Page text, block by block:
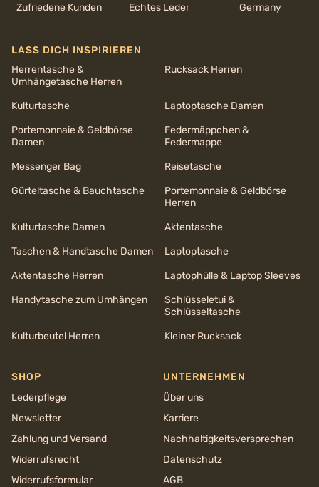
Zufriedene Kunden Echtes Leder Germany
LASS DICH INSPIRIEREN
Herrentasche &
Umhängetasche Herren
Rucksack Herren
Kulturtasche
Laptoptasche Damen
Portemonnaie & Geldbörse
Damen
Federmäppchen &
Federmappe
Messenger Bag
Reisetasche
Gürteltasche & Bauchtasche
Portemonnaie & Geldbörse
Herren
Kulturtasche Damen
Aktentasche
Taschen & Handtasche Damen
Laptoptasche
Aktentasche Herren
Laptophülle & Laptop Sleeves
Handytasche zum Umhängen
Schlüsseletui &
Schlüsseltasche
Kulturbeutel Herren
Kleiner Rucksack
SHOP
Lederpflege
Newsletter
Zahlung und Versand
Widerrufsrecht
Widerrufsformular
UNTERNEHMEN
Über uns
Karriere
Nachhaltigkeits­versprechen
Datenschutz
AGB